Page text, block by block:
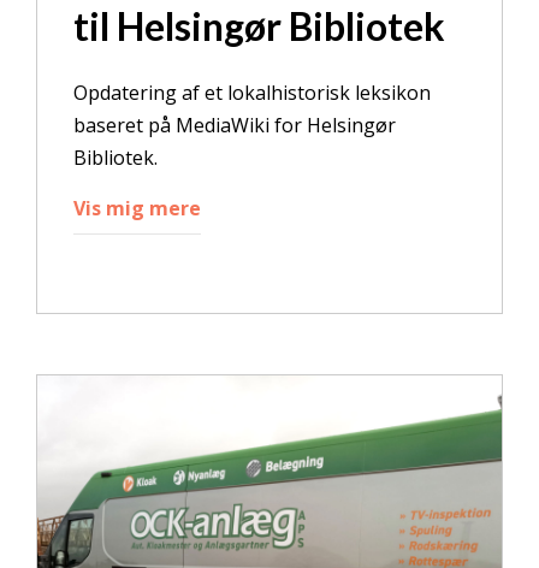
til Helsingør Bibliotek
Opdatering af et lokalhistorisk leksikon
baseret på MediaWiki for Helsingør
Bibliotek.
Vis mig mere